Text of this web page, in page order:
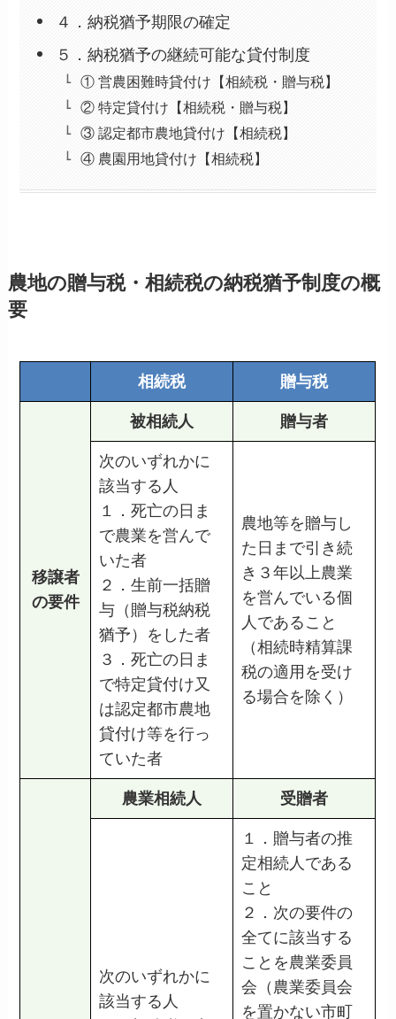
４．納税猶予期限の確定
５．納税猶予の継続可能な貸付制度
① 営農困難時貸付け【相続税・贈与税】
② 特定貸付け【相続税・贈与税】
③ 認定都市農地貸付け【相続税】
④ 農園用地貸付け【相続税】
農地の贈与税・相続税の納税猶予制度の概
要
相続税 贈与税
移譲者
の要件
被相続人 贈与者
次のいずれかに
該当する人
１．死亡の日ま
で農業を営んで
いた者
２．生前一括贈
与（贈与税納税
猶予）をした者
３．死亡の日ま
で特定貸付け又
は認定都市農地
貸付け等を行っ
ていた者
農地等を贈与し
た日まで引き続
き３年以上農業
を営んでいる個
人であること
（相続時精算課
税の適用を受け
る場合を除く）
農業相続人 受贈者
次のいずれかに
該当する人
１．贈与者の推
定相続人である
こと
２．次の要件の
全てに該当する
ことを農業委員
会（農業委員会
を置かない市町